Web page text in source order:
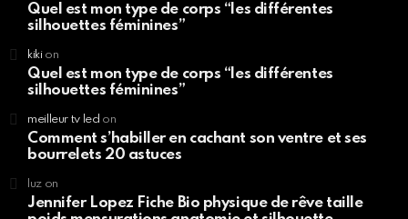
Quel est mon type de corps “les différentes
silhouettes féminines”
kikion
Quel est mon type de corps “les différentes
silhouettes féminines”
meilleur tv led on
Comment s’habiller en cachant son ventre et ses
bourrelets 20 astuces
luzon
Jennifer Lopez Fiche Bio physique de rêve taille